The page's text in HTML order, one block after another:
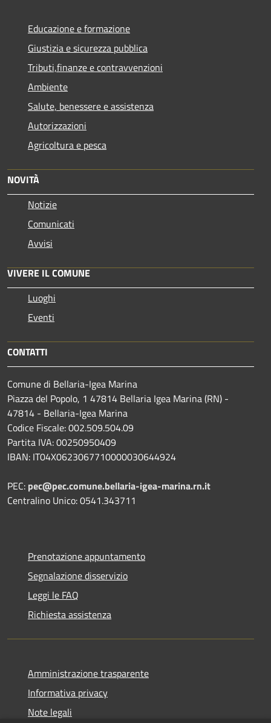
Educazione e formazione
Giustizia e sicurezza pubblica
Tributi,finanze e contravvenzioni
Ambiente
Salute, benessere e assistenza
Autorizzazioni
Agricoltura e pesca
NOVITÀ
Notizie
Comunicati
Avvisi
VIVERE IL COMUNE
Luoghi
Eventi
CONTATTI
Comune di Bellaria-Igea Marina
Piazza del Popolo, 1 47814 Bellaria Igea Marina (RN) -
47814 - Bellaria-Igea Marina
Codice Fiscale: 002.509.504.09
Partita IVA: 00250950409
IBAN: IT04X0623067710000030644924
PEC: pec@pec.comune.bellaria-igea-marina.rn.it
Centralino Unico: 0541.343711
Prenotazione appuntamento
Segnalazione disservizio
Leggi le FAQ
Richiesta assistenza
Amministrazione trasparente
Informativa privacy
Note legali